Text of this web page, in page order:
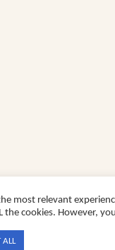
most relevant
the cookies. However,
ALL